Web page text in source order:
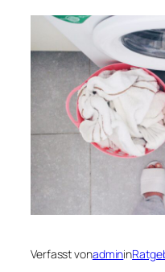
Verfasst vonadminin